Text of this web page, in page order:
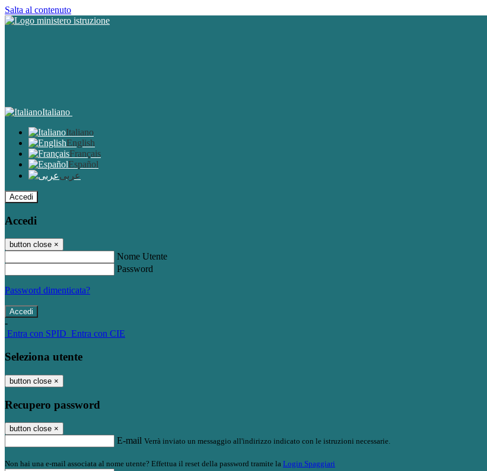
Salta al contenuto
Italiano
Italiano
English
Français
Español
عربى
Accedi
Accedi
button close ×
Nome Utente
Password
Password dimenticata?
-
Entra con SPID Entra con CIE
Seleziona utente
button close ×
Recupero password
button close ×
E-mail Verrà inviato un messaggio all'indirizzo indicato con le istruzioni necessarie.
Non hai una e-mail associata al nome utente? Effettua il reset della password tramite la Login Spaggiari